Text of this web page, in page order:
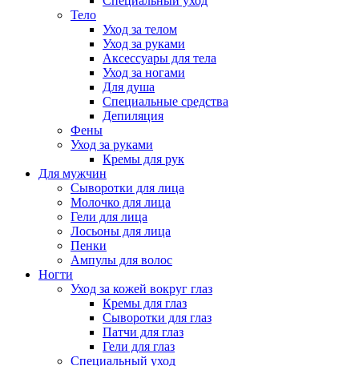
Тело
Уход за телом
Уход за руками
Аксессуары для тела
Уход за ногами
Для душа
Специальные средства
Депиляция
Фены
Уход за руками
Кремы для рук
Для мужчин
Сыворотки для лица
Молочко для лица
Гели для лица
Лосьоны для лица
Пенки
Ампулы для волос
Ногти
Уход за кожей вокруг глаз
Кремы для глаз
Сыворотки для глаз
Патчи для глаз
Гели для глаз
Специальный уход